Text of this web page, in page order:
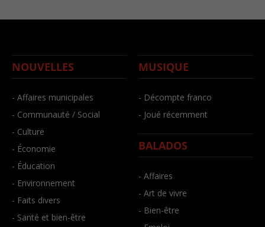
NOUVELLES
- Affaires municipales
- Communauté / Social
- Culture
- Économie
- Éducation
- Environnement
- Faits divers
- Santé et bien-être
MUSIQUE
- Décompte franco
- Joué récemment
BALADOS
- Affaires
- Art de vivre
- Bien-être